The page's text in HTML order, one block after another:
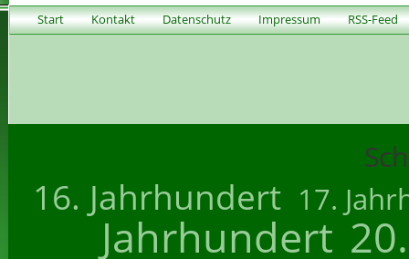
Start Kontakt Datenschutz Impressum RSS-Feed
16. Jahrhundert 17.
Jahrhundert